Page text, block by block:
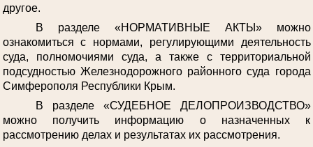
другое.
В разделе «НОРМАТИВНЫЕ АКТЫ» можно
ознакомиться с нормами, регулирующими деятельность
суда, полномочиями суда, а также с территориальной
подсудностью Железнодорожного районного суда города
Симферополя Республики Крым.
В разделе «СУДЕБНОЕ ДЕЛОПРОИЗВОДСТВО»
можно получить информацию о назначенных к
рассмотрению делах и результатах их рассмотрения.